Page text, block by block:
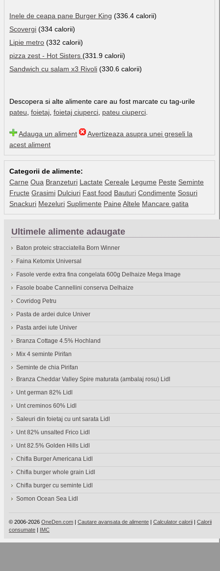
Inele de ceapa pane Burger King (336.4 calorii)
Scovergi (334 calorii)
Lipie metro (332 calorii)
pizza zest - Hot Sisters (331.9 calorii)
Sandwich cu salam x3 Rivoli (330.6 calorii)
Descopera si alte alimente care au fost marcate cu tag-urile
pateu foietaj foietaj ciuperci pateu ciuperci
Adauga un aliment
Avertizeaza asupra unei greseli la
acest aliment
Categorii de alimente:
Carne Oua Branzeturi Lactate Cereale Legume Peste Seminte
Fructe Grasimi Dulciuri Fast food Bauturi Condimente Sosuri
Snackuri Mezeluri Suplimente Paine Altele Mancare gatita
Ultimele alimente adaugate
Baton proteic stracciatella Born Winner
Faina Ketomix Universal
Fasole verde extra fina congelata 600g Delhaize Mega Image
Fasole boabe Cannellini conserva Delhaize
Covridog Petru
Pasta de ardei dulce Univer
Pasta ardei iute Univer
Branza Cottage 4.5% Hochland
Mix 4 seminte Pirifan
Seminte de chia Pirifan
Branza Cheddar Valley Spire maturata (ambalaj rosu) Lidl
Unt german 82% Lidl
Unt creminos 60% Lidl
Saleuri din foietaj cu unt sarata Lidl
Unt 82% unsalted Frico Lidl
Unt 82.5% Golden Hills Lidl
Chifla Burger Americana Lidl
Chifla burger whole grain Lidl
Chifla burger cu seminte Lidl
Somon Ocean Sea Lidl
© 2006-2026 OneDen.com | Cautare avansata de alimente | Calculator calorii | Calorii
consumate | IMC